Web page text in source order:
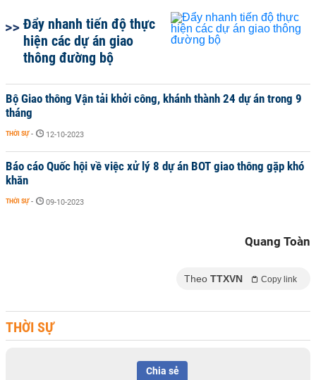
Đẩy nhanh tiến độ thực
hiện các dự án giao
thông đường bộ
Bộ Giao thông Vận tải khởi công, khánh thành 24 dự án trong 9
tháng
THỜI SỰ - 12-10-2023
Báo cáo Quốc hội về việc xử lý 8 dự án BOT giao thông gặp khó
khăn
THỜI SỰ - 09-10-2023
Quang Toàn
Theo TTXVN Copy link
THỜI SỰ
Chia sẻ